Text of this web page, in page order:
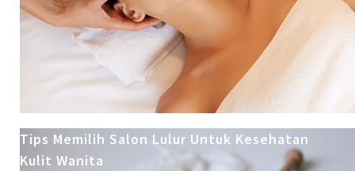
Tips Memilih Salon Lulur Untuk Kesehatan
Kulit Wanita